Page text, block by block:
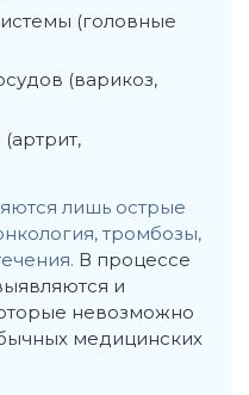
(головные
(варикоз,
лишь острые
тромбозы,
В процессе
и
невозможно
медицинских